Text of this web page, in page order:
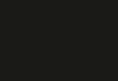
para dentro
dele, e não